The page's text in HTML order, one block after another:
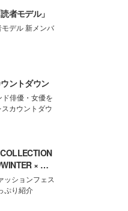
者モデル」
デル 新メンバ
ントダウン
俳優・女優を
カウントダウ
× モ
ッションフェス
ぷり紹介